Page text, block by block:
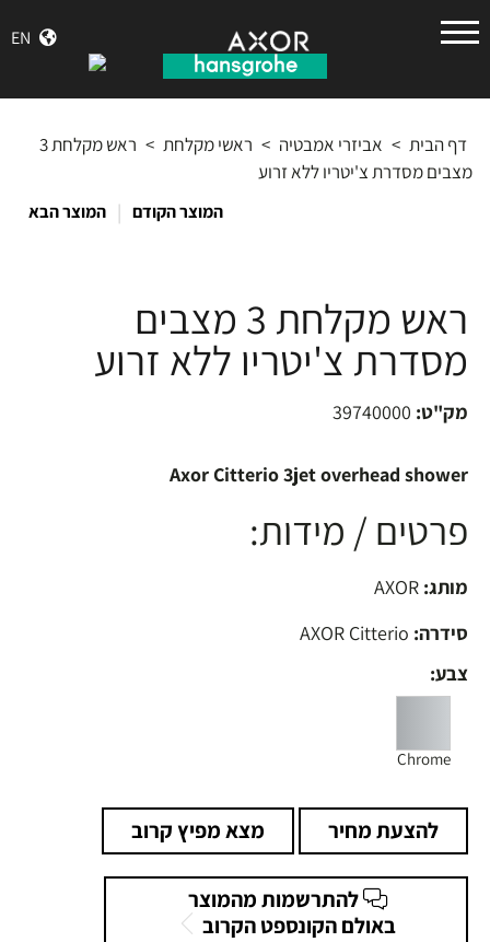
EN
גרואה
דף הבית > אביזרי אמבטיה > ראשי מקלחת >
ראש מקלחת 3
מצבים מסדרת צ'יטריו ללא זרוע
המוצר הקודם | המוצר הבא
ראש מקלחת 3 מצבים
מסדרת צ'יטריו ללא זרוע
מק"ט: 39740000
Axor Citterio 3jet overhead shower
פרטים / מידות:
מותג:
סידרה:
צבע:
Chrome
להצעת מחיר מצא מפיץ קרוב
להתרשמות מהמוצר
באולם הקונספט הקרוב